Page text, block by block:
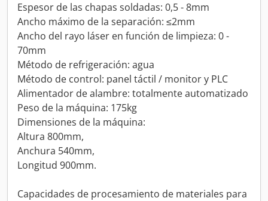
Espesor de las chapas soldadas: 0,5 - 8mm
Ancho máximo de la separación: ≤2mm
Ancho del rayo láser en función de limpieza: 0 -
70mm
Método de refrigeración: agua
Método de control: panel táctil / monitor y PLC
Alimentador de alambre: totalmente automatizado
Peso de la máquina: 175kg
Dimensiones de la máquina:
Altura 800mm,
Anchura 540mm,
Longitud 900mm.
Capacidades de procesamiento de materiales para